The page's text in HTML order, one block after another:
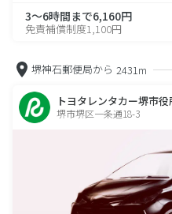
3～6時間まで6,160円
免責補償制度1,100円
堺神石郵便局から 2431m
トヨタレンタカー堺市
堺市堺区一条通18-3